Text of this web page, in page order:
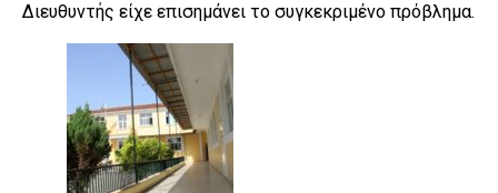
Διευθυντής είχε επισημάνει το συγκεκριμένο πρόβλημα.